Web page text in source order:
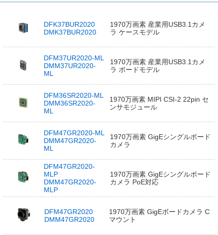
DFK37BUR2020
DMK37BUR2020
1970万画素 産業用USB3.1カメ
ラ ケースモデル
DFM37UR2020-ML
DMM37UR2020-
ML
1970万画素 産業用USB3.1カメ
ラ ボードモデル
DFM36SR2020-ML
DMM36SR2020-
ML
1970万画素 MIPI CSI-2 22pin セ
ンサモジュール
DFM47GR2020-ML
DMM47GR2020-
ML
1970万画素 GigEシングルボード
カメラ
DFM47GR2020-
MLP
DMM47GR2020-
MLP
1970万画素 GigEシングルボード
カメラ PoE対応
DFM47GR2020
DMM47GR2020
1970万画素 GigEボードカメラ C
マウント